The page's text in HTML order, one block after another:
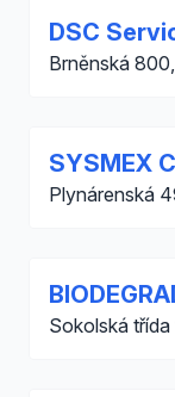
DSC
Brněnská
SYSMEX
Plynárenská
Sokolská